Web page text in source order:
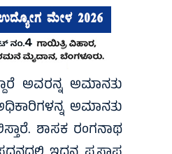
ಅವರನ್ನ ಅಮಾನತು
ಅಮಾನತು
ಶಾಸಕ ರಂಗನಾಥ